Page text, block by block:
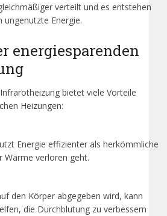
verteilt und es entstehen
ungenutzte Energie.
energiesparenden
bietet viele Vorteile
Heizungen:
Energie effizienter als herkömmliche
Wärme verloren geht.
den Körper abgegeben wird, kann
die Durchblutung zu verbessern